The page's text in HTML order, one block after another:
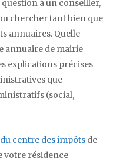
à un conseiller,
chercher tant bien que
annuaires. Quelle-
annuaire de mairie
explications précises
que
(social,
centre des impôts de
votre résidence